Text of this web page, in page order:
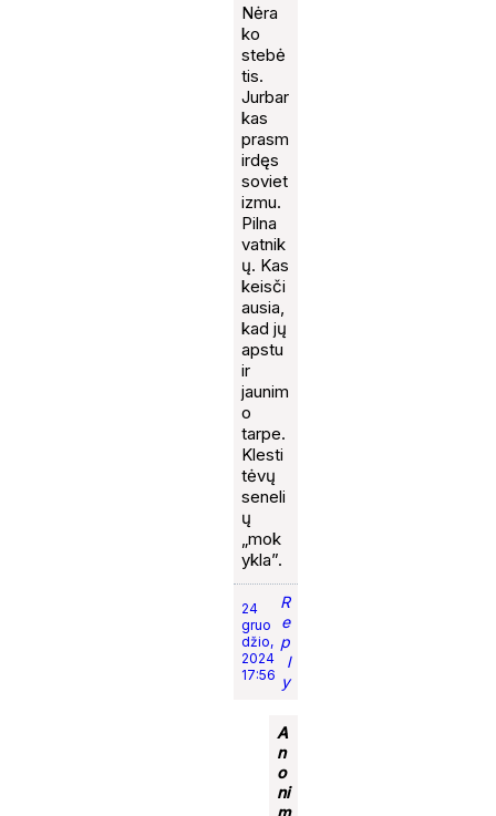
Nėra
ko
stebė
tis.
Jurbar
kas
prasm
irdęs
soviet
izmu.
Pilna
vatnik
ų. Kas
keisči
ausia,
kad jų
apstu
ir
jaunim
o
tarpe.
Klesti
tėvų
seneli
ų
„mok
ykla”.
24
gruo
džio,
2024
17:56
R
e
p
l
y
A
n
o
ni
m